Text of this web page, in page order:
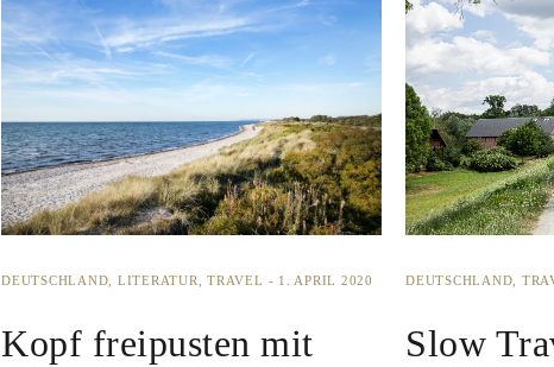
DEUTSCHLAND LITERATUR TRAVEL 1. APRIL 2020
Kopf freipusten mit
DEUTSCHLAND
Slow